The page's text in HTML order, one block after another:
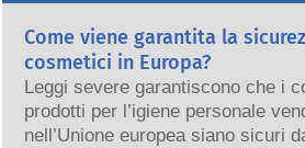
Come viene garantita la
cosmetici in Europa?
Leggi severe garantiscono che i
prodotti per l’igiene personale
nell’Unione europea siano sicuri